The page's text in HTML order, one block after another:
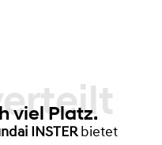
viel Platz.
INSTERbietet